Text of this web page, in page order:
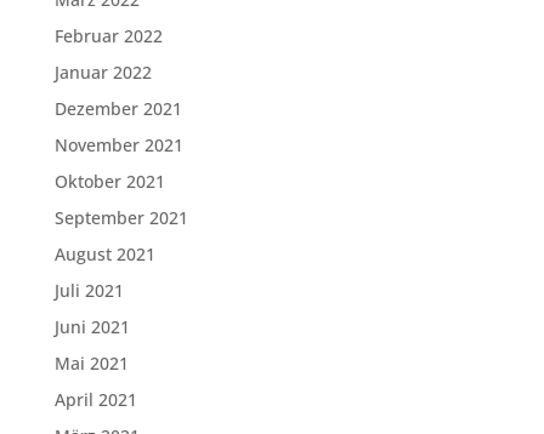
Februar 2022
Januar 2022
Dezember 2021
November 2021
Oktober 2021
September 2021
August 2021
Juli 2021
Juni 2021
Mai 2021
April 2021